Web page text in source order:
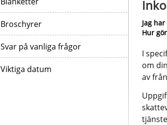
Broschyrer
Svar på vanliga frågor
Viktiga datum
Jag
Hur
I
om
av